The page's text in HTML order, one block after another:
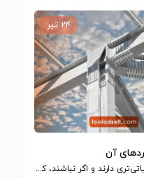
۲۴ تیر
آن
در هر ساختمانی، بعضی تیرها نقش حیاتی‌تری دارند و اگر نباشند، کل سازه فرو…